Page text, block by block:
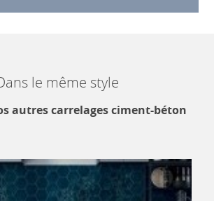
le même style
autres carrelages ciment-béton